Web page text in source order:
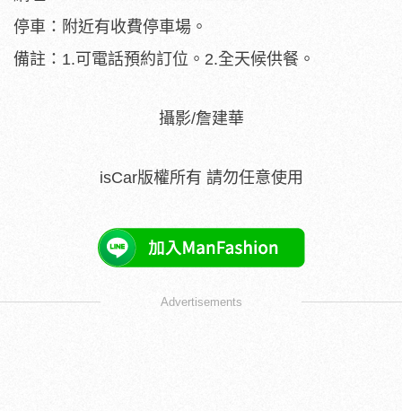
停車：附近有收費停車場。
備註：1.可電話預約訂位。2.全天候供餐。
攝影/詹建華
isCar版權所有 請勿任意使用
Advertisements